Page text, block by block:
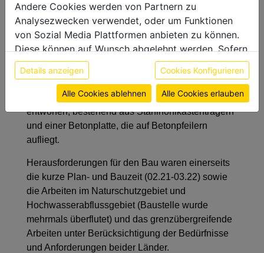
Die Brücke besteht aus drei Teilen: einer
Hängebrücke (80 Meter) mit einer orthotropen
Stahlfahrbahn sowie zwei monolithischen
integralen Randfeldern aus Stahlbeton. Die
zusätzliche, 108 Meter lange und geschwungene
Vorlandbrücke auf österreichischer Seite wurde
als durchgehende Verbundträgerbrücke
entworfen, bestehend aus Stahlhohlkastenträgern
und einer Betonplatte, die auf Betonpfeilern
aufliegt.
Herausforderungen für den Bau waren einerseits
die kurze Plan- und Bauzeit (02.21-03.22) sowie
die Arbeiten im Naturschutzgebiet und
Hochwasserabflussgebiet (Baustelle wurde
mehrmals überflutet) und das grenzübergreifende
Arbeiten unter Berücksichtigung der Bedürfnisse
und Anforderungen beider Länder.
Andere Cookies werden von Partnern zu
Analysezwecken verwendet, oder um Funktionen
von Sozial Media Plattformen anbieten zu können.
Diese können auf Wunsch abgelehnt werden. Sofern
sie unsere Webseite weiter nutzen, geben Sie
Einwilligung zu unseren Cookies.
Weitere Informationen finden sie in unserer
Datenschutzerklärungbzw. im Impressum
Details anzeigen Cookies Konfigurieren
Alle Cookies ablehnen Alle Cookies erlauben